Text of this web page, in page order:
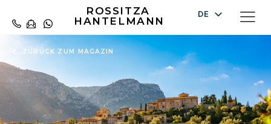
ROSSITZA
HANTELMANN
DE
EN
ZURÜCK ZUM MAGAZIN